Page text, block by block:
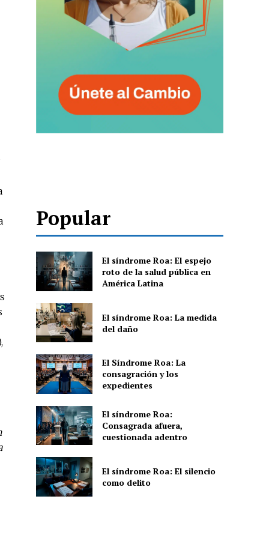
Popular
El síndrome Roa: El espejo
roto de la salud pública en
América Latina
El síndrome Roa: La medida
del daño
El Síndrome Roa: La
consagración y los
expedientes
El síndrome Roa:
Consagrada afuera,
cuestionada adentro
El síndrome Roa: El silencio
como delito